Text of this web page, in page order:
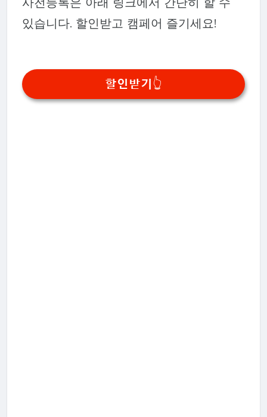
있습니다. 할인받고 캠페어 즐기세요!
할인받기👆